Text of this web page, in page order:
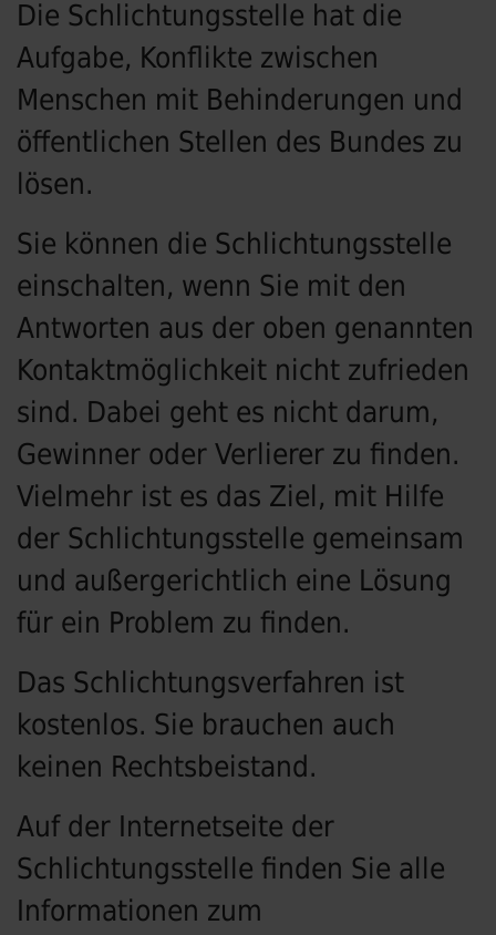
Die Schlichtungsstelle hat die
Aufgabe, Konflikte zwischen
Menschen mit Behinderungen und
öffentlichen Stellen des Bundes zu
lösen.
Sie können die Schlichtungsstelle
einschalten, wenn Sie mit den
Antworten aus der oben genannten
Kontaktmöglichkeit nicht zufrieden
sind. Dabei geht es nicht darum,
Gewinner oder Verlierer zu finden.
Vielmehr ist es das Ziel, mit Hilfe
der Schlichtungsstelle gemeinsam
und außergerichtlich eine Lösung
für ein Problem zu finden.
Das Schlichtungsverfahren ist
kostenlos. Sie brauchen auch
keinen Rechtsbeistand.
Auf der Internetseite der
Schlichtungsstelle finden Sie alle
Informationen zum